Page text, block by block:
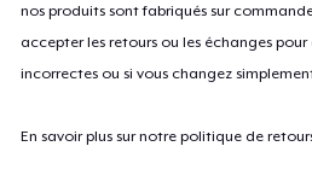
nos produits sont fabriqués sur
accepter les retours ou les échanges
incorrectes ou si vous changez
En savoir plus sur notre politique de